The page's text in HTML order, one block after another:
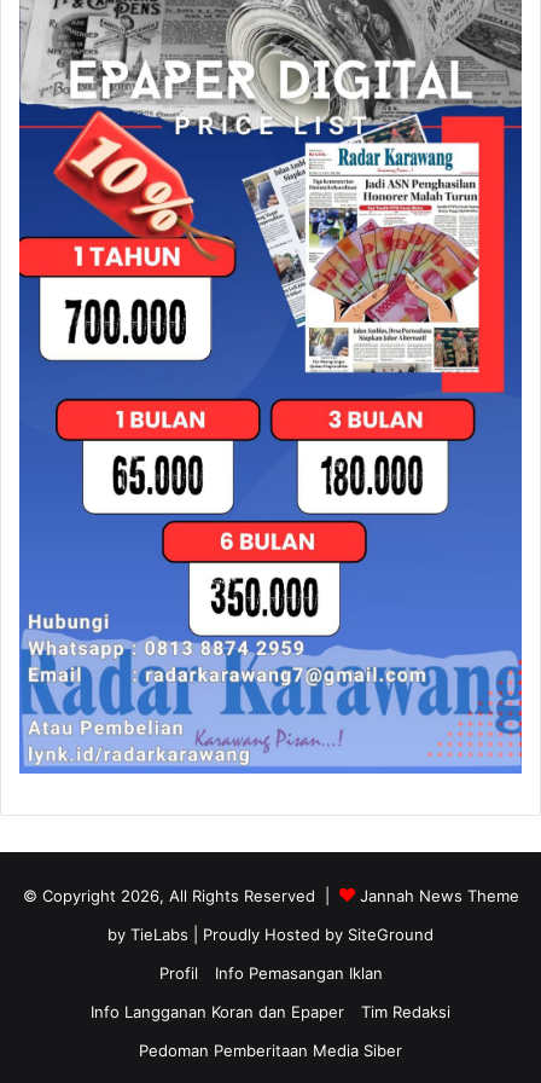
© Copyright 2026, All Rights Reserved |
Jannah News Theme
by TieLabs | Proudly Hosted by SiteGround
Profil
Info Pemasangan Iklan
Info Langganan Koran dan Epaper
Tim Redaksi
Pedoman Pemberitaan Media Siber